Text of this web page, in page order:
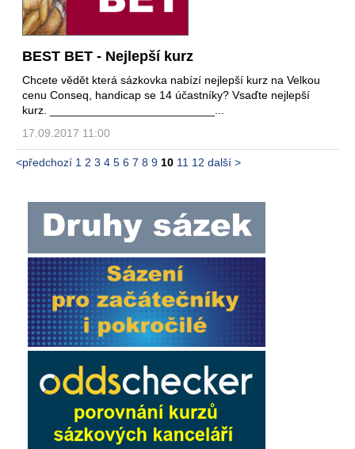
BEST BET - Nejlepší kurz
Chcete vědět která sázkovka nabízí nejlepší kurz na Velkou
cenu Conseq, handicap se 14 účastníky? Vsaďte nejlepší
kurz. __________________________...
17.09.2017 11:00
<předchozí 1 2 3 4 5 6 7 8 9 10 11 12 další >